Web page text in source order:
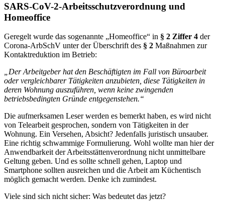
SARS-CoV-2-Arbeitsschutzverordnung und
Homeoffice
Geregelt wurde das sogenannte „Homeoffice“ in § 2 Ziffer 4 der
Corona-ArbSchV unter der Überschrift des § 2 Maßnahmen zur
Kontaktreduktion im Betrieb:
„Der Arbeitgeber hat den Beschäftigten im Fall von Büroarbeit
oder vergleichbarer Tätigkeiten anzubieten, diese Tätigkeiten in
deren Wohnung auszuführen, wenn keine zwingenden
betriebsbedingten Gründe entgegenstehen.“
Die aufmerksamen Leser werden es bemerkt haben, es wird nicht
von Telearbeit gesprochen, sondern von Tätigkeiten in der
Wohnung. Ein Versehen, Absicht? Jedenfalls juristisch unsauber.
Eine richtig schwammige Formulierung. Wohl wollte man hier der
Anwendbarkeit der Arbeitsstättenverordnung nicht unmittelbare
Geltung geben. Und es sollte schnell gehen, Laptop und
Smartphone sollten ausreichen und die Arbeit am Küchentisch
möglich gemacht werden. Denke ich zumindest.
Viele sind sich nicht sicher: Was bedeutet das jetzt?